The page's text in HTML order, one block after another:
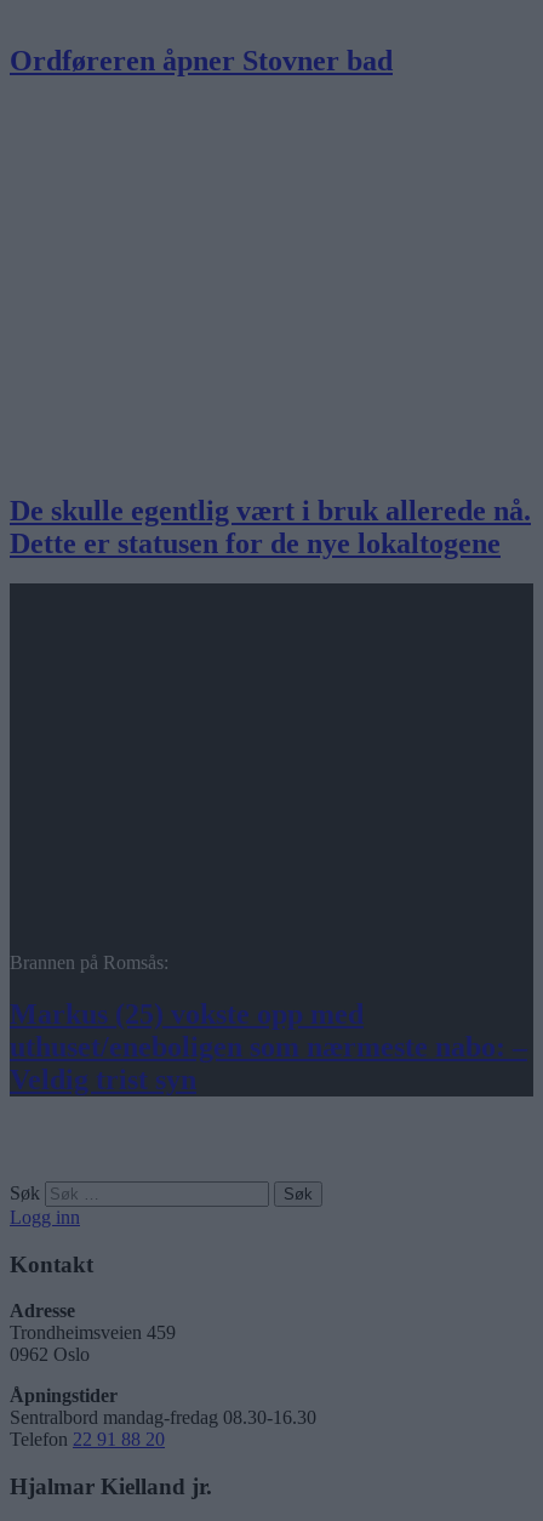
Ordføreren åpner Stovner bad
De skulle egentlig vært i bruk allerede nå.
Dette er statusen for de nye lokaltogene
Brannen på Romsås:
Markus (25) vokste opp med
uthuset/eneboligen som nærmeste nabo: –
Veldig trist syn
Søk
Logg inn
Kontakt
Adresse
Trondheimsveien 459
0962 Oslo
Åpningstider
Sentralbord mandag-fredag 08.30-16.30
Telefon 22 91 88 20
Hjalmar Kielland jr.